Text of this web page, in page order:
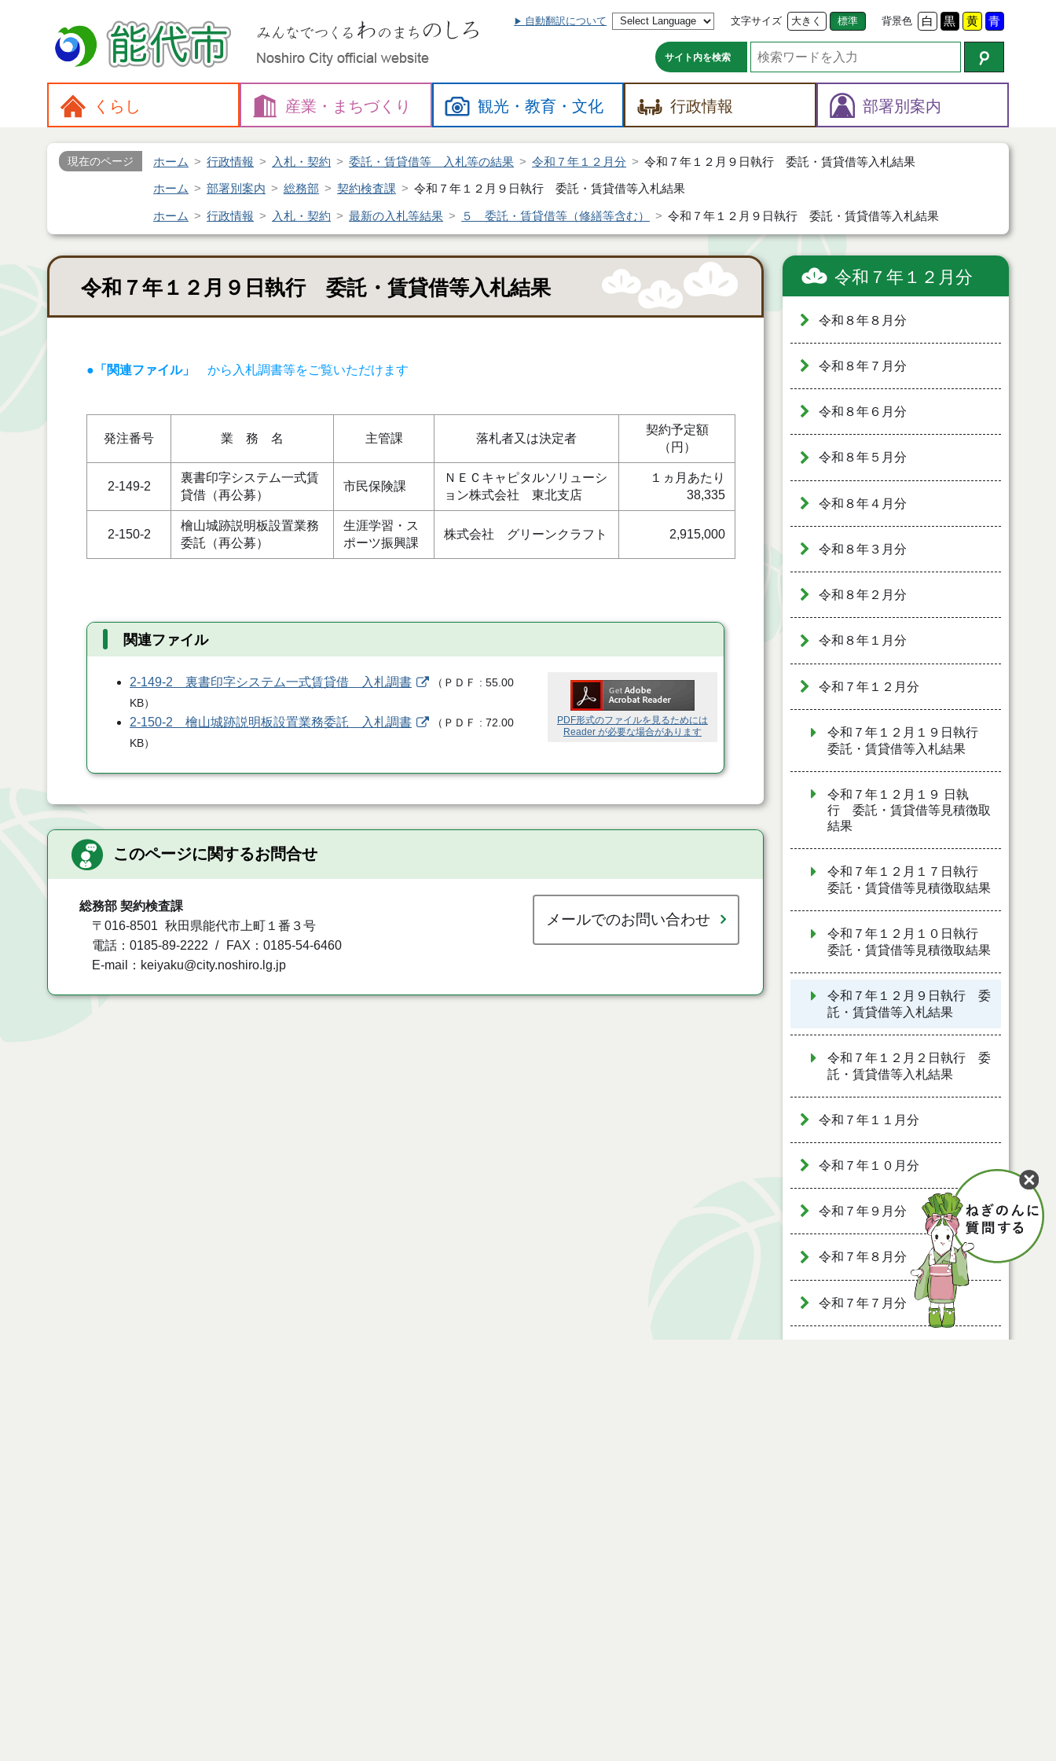
自動翻訳について 文字サイズ 大きく 標準 背景色 白 黒 黄 青
サイト内を検索
くらし 産業・ まちづくり 観光・教育・文化 行政情報 部署別案内
現在のページ ホーム 行政情報 入札・契約 委託・賃貸借等 入札等の結果 令和７年１２月分 令和７年１２月９日執行 委託・賃貸借等入札結果
ホーム 部署別案内 総務部 契約検査課 令和７年１２月９日執行 委託・賃貸借等入札結果
ホーム 行政情報 入札・契約 最新の入札等結果 ５ 委託・賃貸借等（修繕等含む） 令和７年１２月９日執行 委託・賃貸借等入札結果
令和７年１２月９日執行 委託・賃貸借等入札結果
●「関連ファイル」 から入札調書等をご覧いただけます
発注番号 業 務 名 主管課 落札者又は決定者
契約予定額
（円）
2-149-2
裏書印字システム一式賃
貸借（再公募）
市民保険課
ＮＥＣキャピタルソリューシ
ョン株式会社 東北支店
１ヵ月あたり
38,335
2-150-2
檜山城跡説明板設置業務
委託（再公募）
生涯学習・ス
ポーツ振興課
株式会社 グリーンクラフト 2,915,000
関連ファイル
PDF形式のファイルを見るためには
Reader が必要な場合があります
2-149-2 裏書印字システム一式賃貸借 入札調書 （ ＰＤＦ
55.00
KB）
2-150-2 檜山城跡説明板設置業務委託 入札調書 （ ＰＤＦ
72.00
KB）
このページに関するお問合せ
総務部 契約検査課
〒016-8501 秋田県能代市上町１番３号
電話：0185-89-2222
FAX：0185-54-6460
E-mail：keiyaku@city.noshiro.lg.jp
メールでのお問い合わせ
令和７年１２月分
令和８年８月分
令和８年７月分
令和８年６月分
令和８年５月分
令和８年４月分
令和８年３月分
令和８年２月分
令和８年１月分
令和７年１２月分
令和７年１２月１９日執行
委託・賃貸借等入札結果
令和７年１２月１９ 日執
行 委託・賃貸借等見積徴取
結果
令和７年１２月１７日執行
委託・賃貸借等見積徴取結果
令和７年１２月１０日執行
委託・賃貸借等見積徴取結果
令和７年１２月９日執行 委
託・賃貸借等入札結果
令和７年１２月２日執行 委
託・賃貸借等入札結果
令和７年１１月分
令和７年１０月分
令和７年９月分
令和７年８月分
令和７年７月分